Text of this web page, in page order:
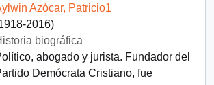
Azócar, Patricio1
2016)
biográfica
abogado y jurista. Fundador del
Demócrata Cristiano, fue